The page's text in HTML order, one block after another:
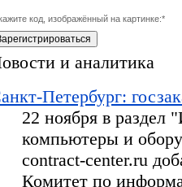
код, изображённый на картинке:*
и аналитика
Петербург:
22 ноября в раздел
компьютеры и
contract-center.ru
Комитет по